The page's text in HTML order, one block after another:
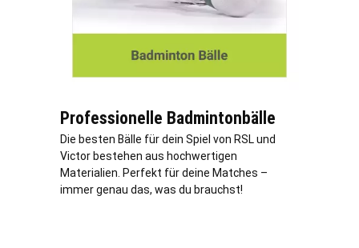
Professionelle Badmintonbälle
Die besten Bälle für dein Spiel von RSL und
Victor bestehen aus hochwertigen
Materialien. Perfekt für deine Matches –
immer genau das, was du brauchst!